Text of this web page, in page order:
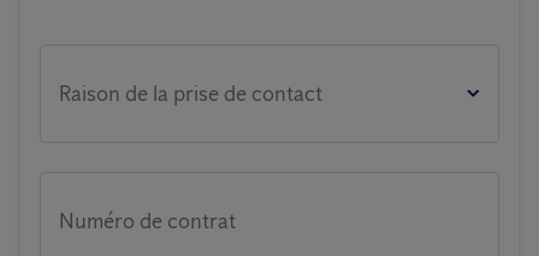
Raison de la prise de contact
Numéro de contrat